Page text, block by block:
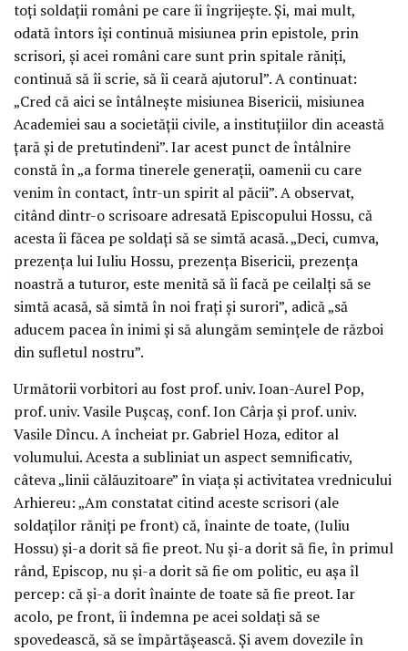
toți soldații români pe care îi îngrijește. Și, mai mult,
odată întors își continuă misiunea prin epistole, prin
scrisori, și acei români care sunt prin spitale răniți,
continuă să îi scrie, să îi ceară ajutorul”. A continuat:
„Cred că aici se întâlnește misiunea Bisericii, misiunea
Academiei sau a societății civile, a instituțiilor din această
țară și de pretutindeni”. Iar acest punct de întâlnire
constă în „a forma tinerele generații, oamenii cu care
venim în contact, într-un spirit al păcii”. A observat,
citând dintr-o scrisoare adresată Episcopului Hossu, că
acesta îi făcea pe soldați să se simtă acasă. „Deci, cumva,
prezența lui Iuliu Hossu, prezența Bisericii, prezența
noastră a tuturor, este menită să îi facă pe ceilalți să se
simtă acasă, să simtă în noi frați și surori”, adică „să
aducem pacea în inimi și să alungăm semințele de război
din sufletul nostru”.
Următorii vorbitori au fost prof. univ. Ioan-Aurel Pop,
prof. univ. Vasile Pușcaș, conf. Ion Cârja și prof. univ.
Vasile Dîncu. A încheiat pr. Gabriel Hoza, editor al
volumului. Acesta a subliniat un aspect semnificativ,
câteva „linii călăuzitoare” în viața și activitatea vrednicului
Arhiereu: „Am constatat citind aceste scrisori (ale
soldaților răniți pe front) că, înainte de toate, (Iuliu
Hossu) și-a dorit să fie preot. Nu și-a dorit să fie, în primul
rând, Episcop, nu și-a dorit să fie om politic, eu așa îl
percep: că și-a dorit înainte de toate să fie preot. Iar
acolo, pe front, îi îndemna pe acei soldați să se
spovedească, să se împărtășească. Și avem dovezile în